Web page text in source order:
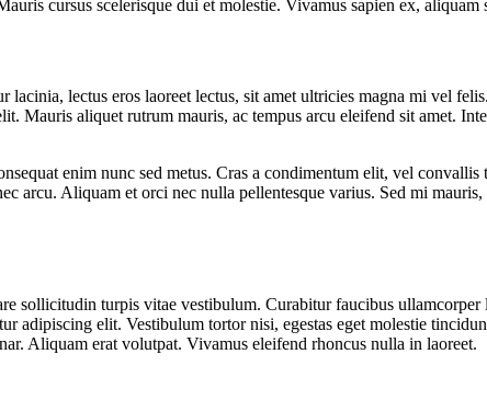
cursus scelerisque dui et molestie. Vivamus sapien ex,
lectus eros laoreet lectus, sit amet ultricies magna mi vel
Mauris aliquet rutrum mauris, ac tempus arcu eleifend sit amet.
enim nunc sed metus. Cras a condimentum elit, vel
arcu. Aliquam et orci nec nulla pellentesque varius. Sed mi
sollicitudin turpis vitae vestibulum. Curabitur faucibus ullamcorper
adipiscing elit. Vestibulum tortor nisi, egestas eget molestie
Aliquam erat volutpat. Vivamus eleifend rhoncus nulla in laoreet.